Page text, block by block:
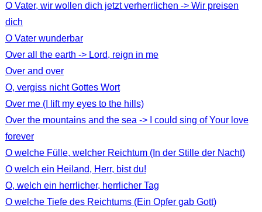
O Vater, wir wollen dich jetzt verherrlichen -> Wir preisen
dich
O Vater wunderbar
Over all the earth -> Lord, reign in me
Over and over
O, vergiss nicht Gottes Wort
Over me (I lift my eyes to the hills)
Over the mountains and the sea -> I could sing of Your love
forever
O welche Fülle, welcher Reichtum (In der Stille der Nacht)
O welch ein Heiland, Herr, bist du!
O, welch ein herrlicher, herrlicher Tag
O welche Tiefe des Reichtums (Ein Opfer gab Gott)